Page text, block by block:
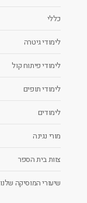
כללי
לימודי גיטרה
לימודי פיתוח קול
לימודי תופים
לימודים
מורי נגינה
צוות בית הספר
שיעורי המוסיקה שלנו